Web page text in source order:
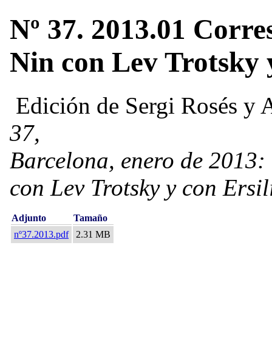
Nº 37. 2013.01
Nin con Lev
Edición de Sergi Rosés
37,
Barcelona, enero de
con Lev Trotsky y con
Adjunto
Tamaño
nº37.2013.pdf
2.31 MB